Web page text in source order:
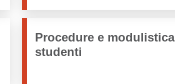
Procedure e modulistica
studenti